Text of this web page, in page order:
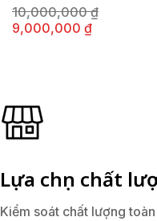
10,000,000₫
9,000,000 ₫
Lựa chọn chất
Kiểm soát chất lượng